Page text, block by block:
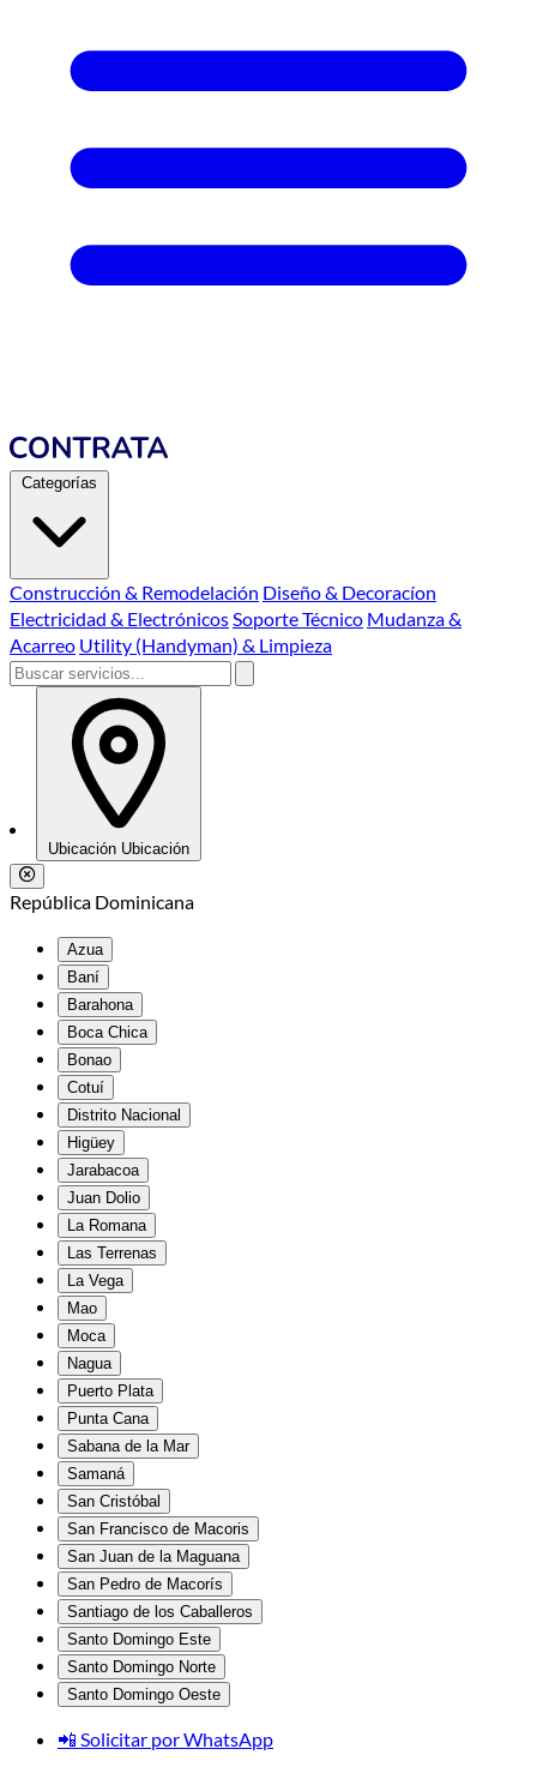
Categorías
Construcción & Remodelación Diseño & Decoracíon
Electricidad & ElectrónicosSoporte Técnico Mudanza &
Acarreo Utility (Handyman) & Limpieza
Ubicación Ubicación
República Dominicana
Azua
Baní
Barahona
Boca Chica
Bonao
Cotuí
Distrito Nacional
Higüey
Jarabacoa
Juan Dolio
La Romana
Las Terrenas
La Vega
Mao
Moca
Nagua
Puerto Plata
Punta Cana
Sabana de la Mar
Samaná
San Cristóbal
San Francisco de Macoris
San Juan de la Maguana
San Pedro de Macorís
Santiago de los Caballeros
Santo Domingo Este
Santo Domingo Norte
Santo Domingo Oeste
📲 Solicitar por WhatsApp